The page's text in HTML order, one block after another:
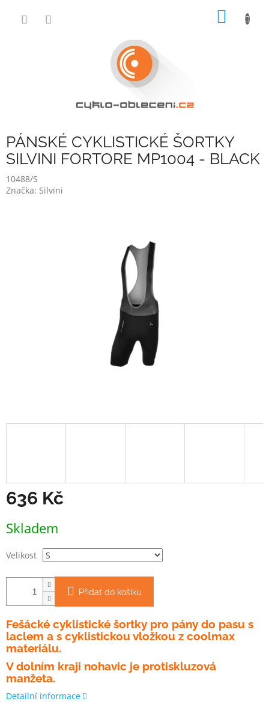
PÁNSKÉ CYKLISTICKÉ ŠORTKY
SILVINI FORTORE MP1004 - BLACK
10488/S
Značka: Silvini
636 Kč
cena:
Skladem
Velikost
Přidat do košíku
Fešácké cyklistické šortky pro pány do pasu s
laclem a s cyklistickou vložkou z coolmax
materiálu.
V dolním kraji nohavic je protiskluzová
manžeta.
Detailní informace